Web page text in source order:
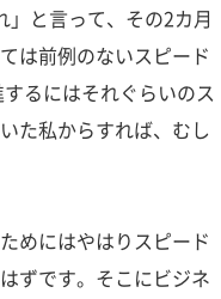
と言って、その2カ月
は前例のないスピード
るにはそれぐらいのス
た私からすれば、むし
めにはやはりスピード
ずです。そこにビジネ